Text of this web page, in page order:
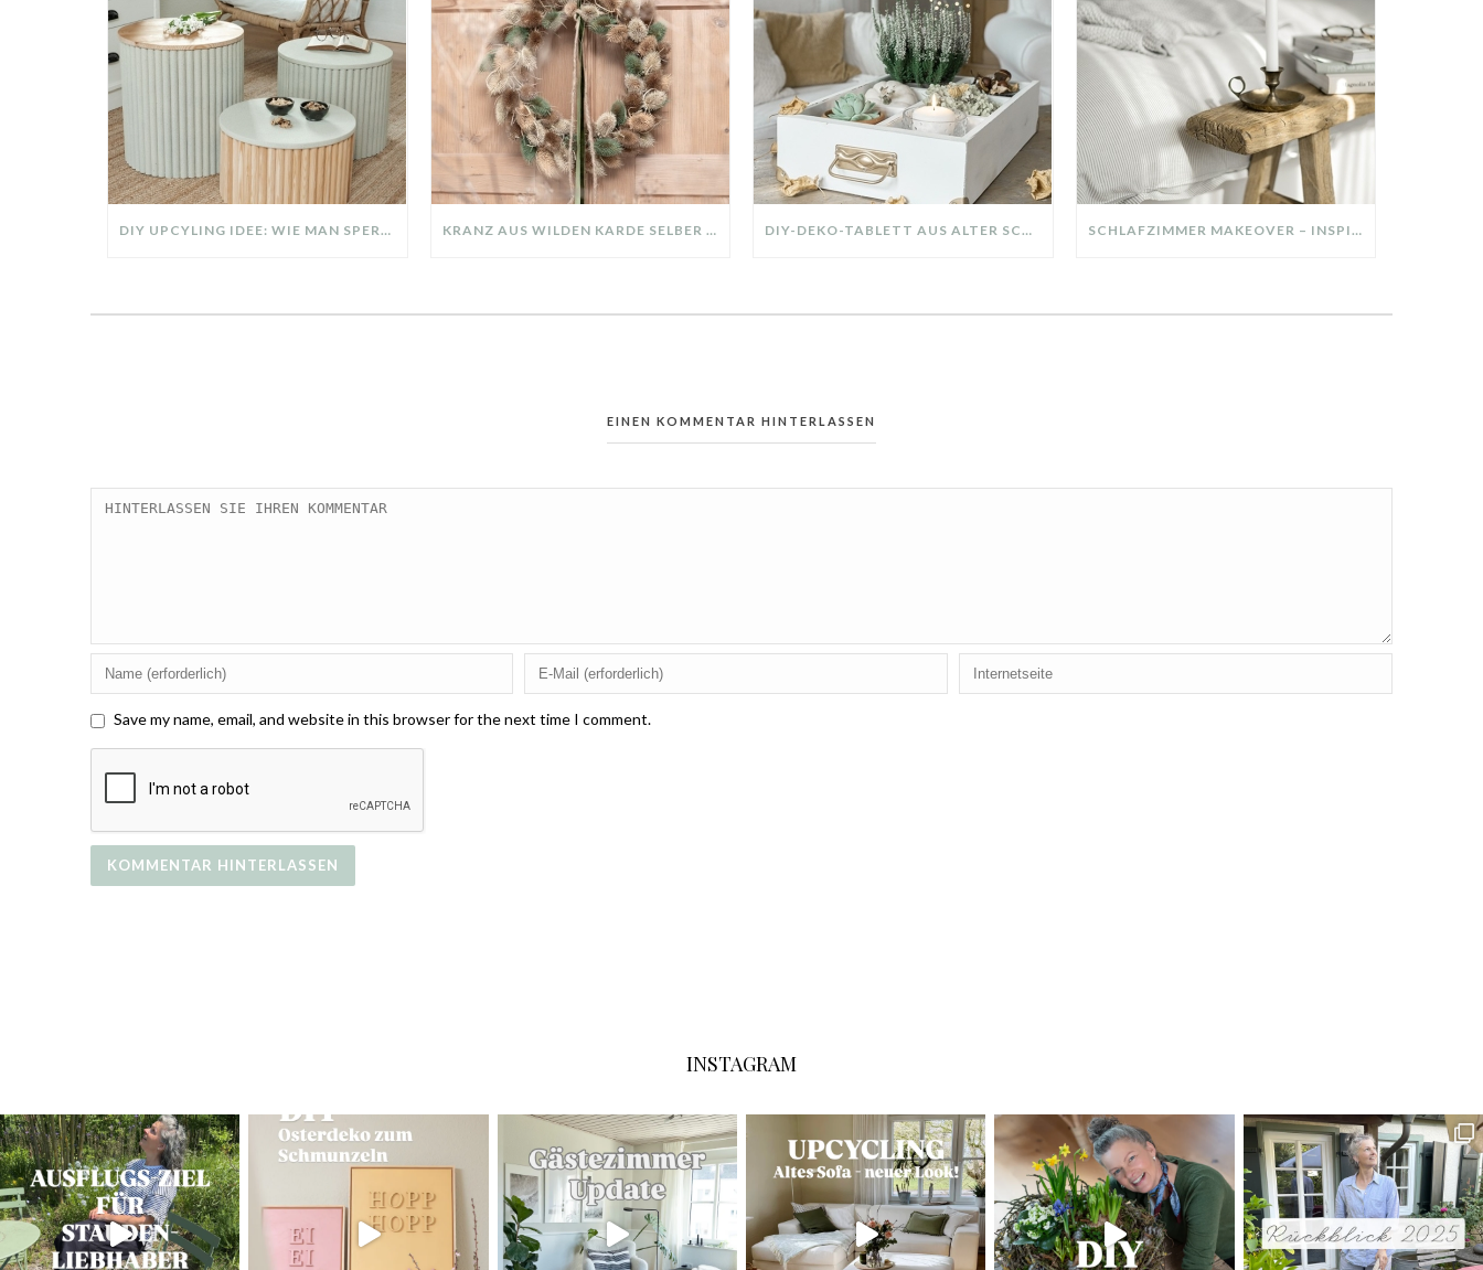
DIY UPCYLING IDEE: WIE MAN SPERRMÜLL IN EIN DESIGNER TEIL VERWANDELT KRANZ AUS WILDEN KARDE SELBER MACHEN: HERBSTDEKO GANZ EINFACH DIY-DEKO-TABLETT AUS ALTER SCHUBLADE – NACHHALTIGE HERBSTDEKO SELBER MACHEN! SCHLAFZIMMER MAKEOVER – INSPIRATION FÜR DEIN SCHLAFZIMMER: AUS ALT MACH NEU – HELL, GEMÜTLICH UND EINLADEND
EINEN KOMMENTAR HINTERLASSEN
Save my name, email, and website in this browser for the next time I comment.
INSTAGRAM